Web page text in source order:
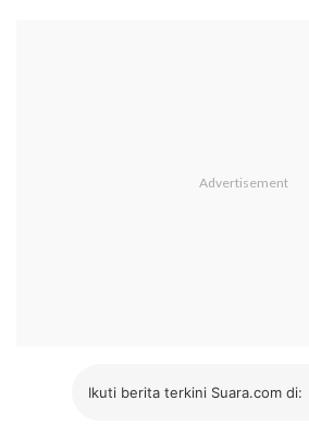
Ikuti berita terkini Suara.com di: